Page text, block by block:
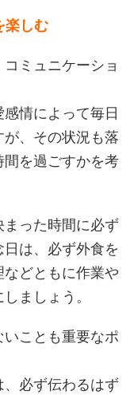
楽しむ
ミュニケーショ
情によって毎日
、その状況も落
を過ごすかを考
った時間に必ず
は、必ず外食を
どともに作業や
ましょう。
ことも重要なポ
必ず伝わるはず